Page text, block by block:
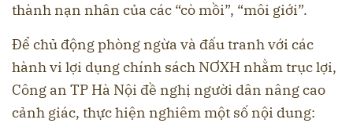
thành nạn nhân của các “cò mồi”, “môi giới”.
Để chủ động phòng ngừa và đấu tranh với các
hành vi lợi dụng chính sách NƠXH nhằm trục lợi,
Công an TP Hà Nội đề nghị người dân nâng cao
cảnh giác, thực hiện nghiêm một số nội dung: